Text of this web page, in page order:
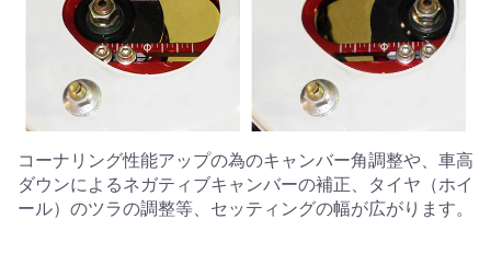
コーナリング性能アップの為のキャンバー角調整や、車高
ダウンによるネガティブキャンバーの補正、タイヤ（ホイ
ール）のツラの調整等、セッティングの幅が広がります。